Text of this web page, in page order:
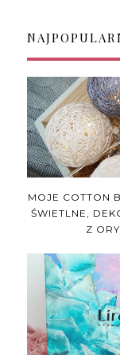
MOJE COTTON
ŚWIETLNE,
Z